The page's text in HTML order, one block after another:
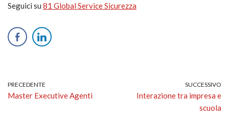
Seguici su 81 Global Service Sicurezza
PRECEDENTE
Master Executive Agenti
SUCCESSIVO
Interazione tra impresa e
scuola